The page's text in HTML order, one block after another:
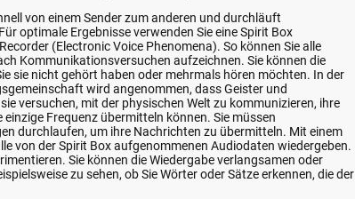
von einem Sender zum anderen und durchläuft
optimale Ergebnisse verwenden Sie eine Spirit Box
(Electronic Voice Phenomena). So können Sie alle
Kommunikationsversuchen aufzeichnen. Sie können die
sie nicht gehört haben oder mehrmals hören möchten. In der
wird angenommen, dass Geister und
versuchen, mit der physischen Welt zu kommunizieren, ihre
Frequenz übermitteln können. Sie müssen
durchlaufen, um ihre Nachrichten zu übermitteln. Mit einem
von der Spirit Box aufgenommenen Audiodaten wiedergeben.
Sie können die Wiedergabe verlangsamen oder
zu sehen, ob Sie Wörter oder Sätze erkennen, die der